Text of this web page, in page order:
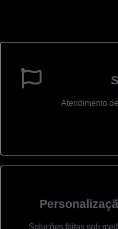
Atendimento
Soluções feitas sob